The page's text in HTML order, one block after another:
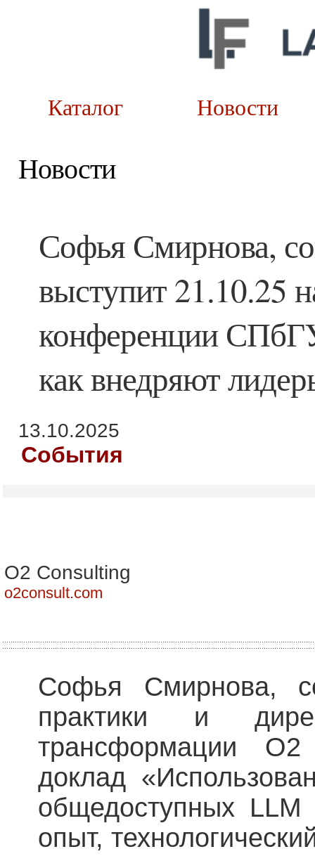
Каталог
Новости
Софья Смирнова,
выступит 21.10.25
конференции
как внедряют
13.10.2025
События
О2 Consulting
o2consult.com
Софья Смирнова,
практики и
трансформации O2
доклад
общедоступных
опыт,